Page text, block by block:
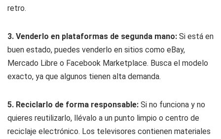
retro.
3. Venderlo en plataformas de segunda mano: Si está en
buen estado, puedes venderlo en sitios como eBay,
Mercado Libre o Facebook Marketplace. Busca el modelo
exacto, ya que algunos tienen alta demanda.
5. Reciclarlo de forma responsable: Si no funciona y no
quieres reutilizarlo, llévalo a un punto limpio o centro de
reciclaje electrónico. Los televisores contienen materiales